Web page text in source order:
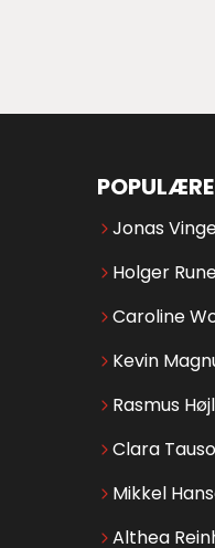
POPULÆRE
Jonas
Holger
Caroline
Kevin
Rasmus
Clara
Mikkel
Althea